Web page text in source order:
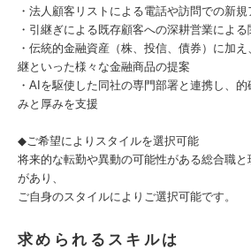
・法人顧客リストによる電話や訪問での新規
・引継ぎによる既存顧客への深耕営業によ
・伝統的金融資産（株、投信、債券）に加
継といった様々な金融商品の提案
・AIを駆使した同社の専門部署と連携し、
みと厚みを支援
◆ご希望によりスタイルを選択可能
将来的な転勤や異動の可能性がある総合職
があり、
ご自身のスタイルによりご選択可能です。
求められるスキルは